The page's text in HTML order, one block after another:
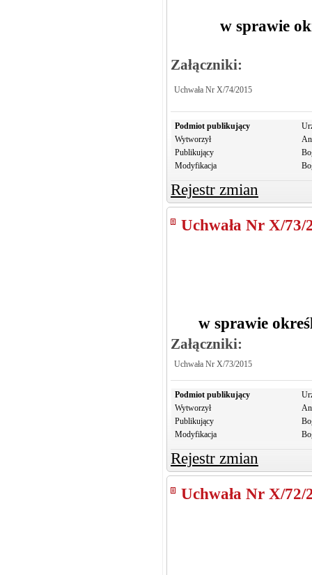
w sprawie
Załączniki:
Uchwała Nr X/74/2015
Podmiot publikujący
Wytworzył
Publikujący
Modyfikacja
Rejestr zmian
Uchwała Nr X/73/
w sprawie
Załączniki:
Uchwała Nr X/73/2015
Podmiot publikujący
Wytworzył
Publikujący
Modyfikacja
Rejestr zmian
Uchwała Nr X/72/